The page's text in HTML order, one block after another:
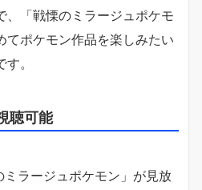
、「戦慄のミラージュポケモ
てポケモン作品を楽しみたい
。
聴可能
ラージュポケモン」が見放